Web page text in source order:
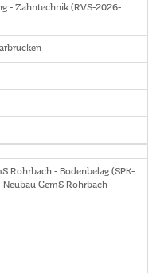
- Zahntechnik (RVS-2026-
Rohrbach - Bodenbelag (SPK-
GemS Rohrbach -